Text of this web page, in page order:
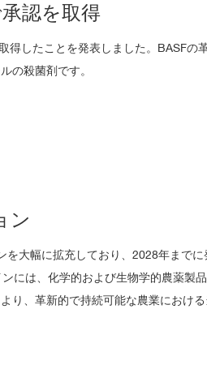
認を取得
得したことを発表しました。BASFの
の殺菌剤です。
ン
大幅に拡充しており、2028年まで
には、化学的および生物学的農薬製
り、革新的で持続可能な農業におけ